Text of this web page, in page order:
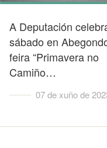
A Deputación
sábado en
feira “Primavera no
Camiño…
07 de xuño de